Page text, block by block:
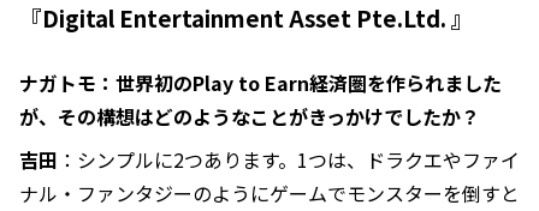
『Digital Entertainment Asset Pte.Ltd. 』
ナガトモ：世界初のPlay to Earn経済圏を作られました
が、その構想はどのようなことがきっかけでしたか？
吉田 ：シンプルに2つあります。1つは、ドラクエやファイ
ナル・ファンタジーのようにゲームでモンスターを倒すと